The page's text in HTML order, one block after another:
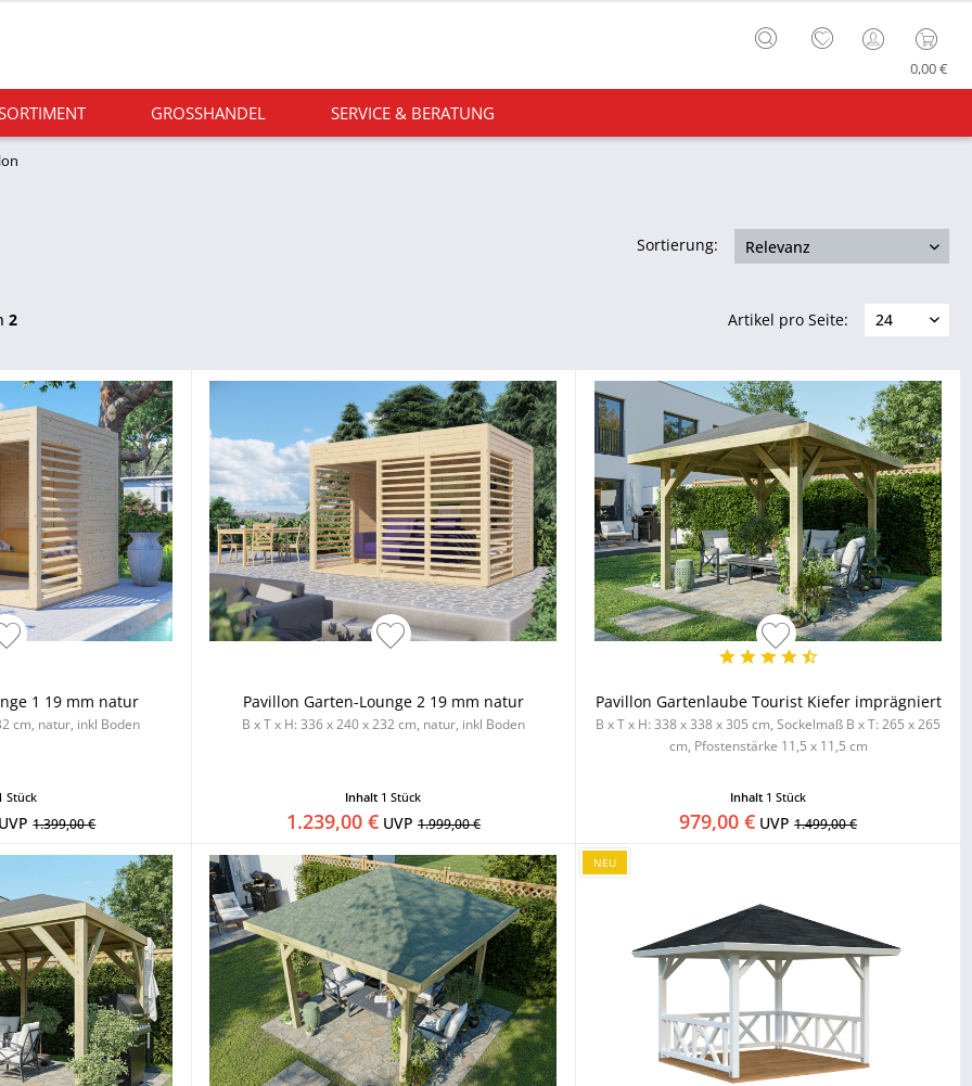
0,00 €
GROSSHANDEL SERVICE & BERATUNG
Sortierung:
2 Artikel pro Seite:
1 19 mm natur
cm, natur, inkl Boden
Stück
UVP1.399,00 €
Pavillon Garten-Lounge 2 19 mm natur
B x T x H: 336 x 240 x 232 cm, natur, inkl Boden
Inhalt 1 Stück
1.239,00 €UVP 1.999,00 €
Pavillon Gartenlaube Tourist Kiefer imprägniert
B x T x H: 338 x 338 x 305 cm, Sockelmaß B x T: 265 x 265
cm, Pfostenstärke 11,5 x 11,5 cm
Inhalt 1 Stück
979,00 € UVP1.499,00 €
NEU